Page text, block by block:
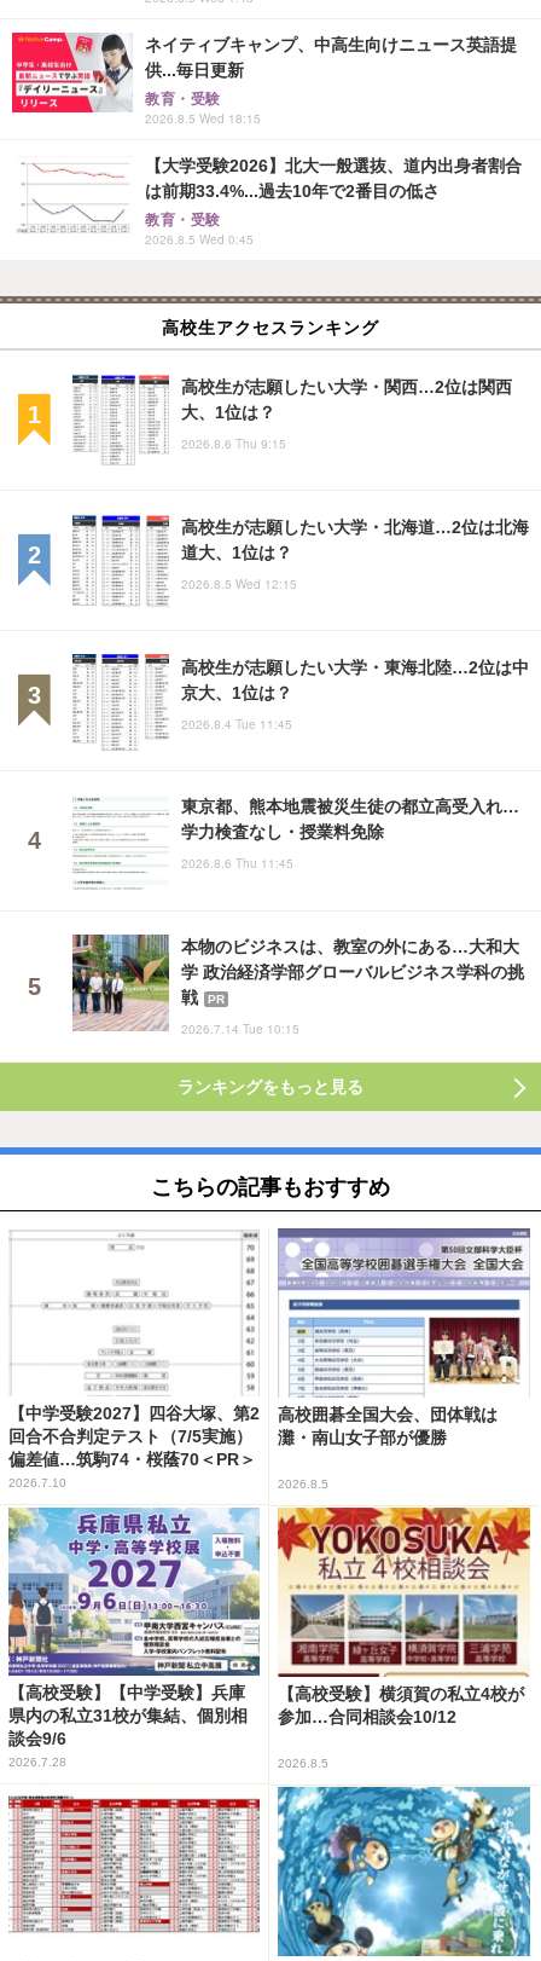
ネイティブキャンプ、中高生向けニュース英語提
供...毎日更新
教育・受験
2026.8.5 Wed 18:15
【大学受験2026】北大一般選抜、道内出身者割合
は前期33.4%...過去10年で2番目の低さ
教育・受験
2026.8.5 Wed 0:45
高校生アクセスランキング
高校生が志願したい大学・関西…2位は関西
大、1位は？
2026.8.6 Thu 9:15
高校生が志願したい大学・北海道…2位は北海
道大、1位は？
2026.8.5 Wed 12:15
高校生が志願したい大学・東海北陸…2位は中
京大、1位は？
2026.8.4 Tue 11:45
東京都、熊本地震被災生徒の都立高受入れ…
学力検査なし・授業料免除
2026.8.6 Thu 11:45
本物のビジネスは、教室の外にある…大和大
学 政治経済学部グローバルビジネス学科の挑
戦
PR
2026.7.14 Tue 10:15
ランキングをもっと見る
こちらの記事もおすすめ
【中学受験2027】四谷大塚、第2
回合不合判定テスト（7/5実施）
偏差値…筑駒74・桜蔭70＜PR＞
2026.7.10
高校囲碁全国大会、団体戦は
灘・南山女子部が優勝
2026.8.5
【高校受験】【中学受験】兵庫
県内の私立31校が集結、個別相
談会9/6
2026.7.28
【高校受験】横須賀の私立4校が
参加…合同相談会10/12
2026.8.5